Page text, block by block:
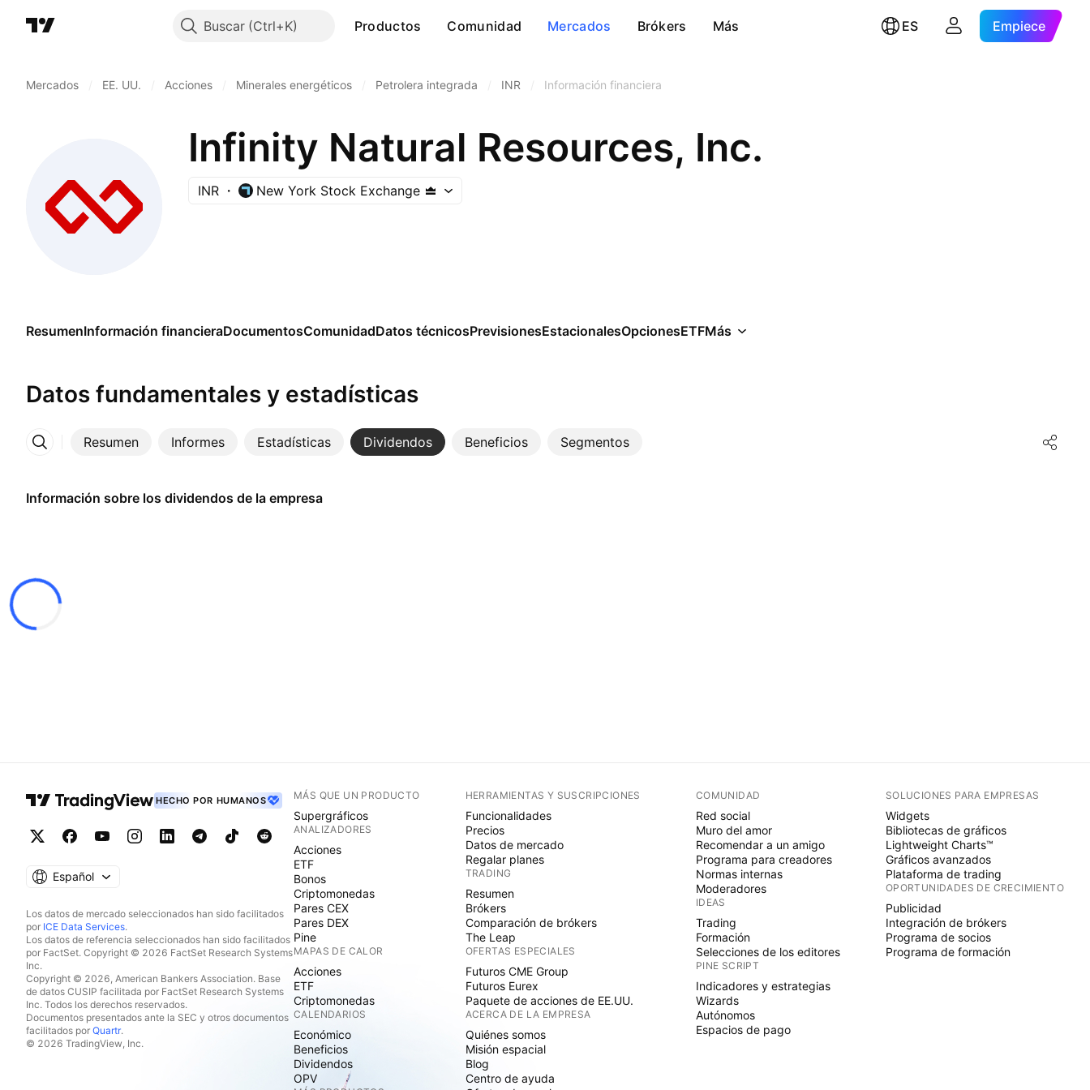
Buscar Productos Comunidad Mercados Brókers Más ES Empiece
Mercados EE. UU. Acciones Minerales energéticos Petrolera integrada INR Información financiera
Infinity Natural Resources, Inc.
INR New York Stock Exchange
ResumenInformación financieraDocumentosComunidadDatos técnicosPrevisionesEstacionalesOpcionesETFMás
Datos fundamentales y estadísticas
Resumen Informes Estadísticas Dividendos Beneficios Segmentos
Más
Información sobre los dividendos de la empresa
HECHO POR HUMANOS
Español
Los datos de mercado seleccionados han sido facilitados
por ICE Data Services.
Los datos de referencia seleccionados han sido facilitados
por FactSet. Copyright © 2026 FactSet Research Systems
Inc.
Copyright © 2026, American Bankers Association. Base
de datos CUSIP facilitada por FactSet Research Systems
Inc. Todos los derechos reservados.
Documentos presentados ante la SEC y otros documentos
facilitados por Quartr.
© 2026 TradingView, Inc.
MÁS QUE UN PRODUCTO
Supergráficos
ANALIZADORES
Acciones
ETF
Bonos
Criptomonedas
Pares CEX
Pares DEX
Pine
MAPAS DE CALOR
Acciones
ETF
Criptomonedas
CALENDARIOS
Económico
Beneficios
Dividendos
OPV
HERRAMIENTAS Y SUSCRIPCIONES
Funcionalidades
Precios
Datos de mercado
Regalar planes
TRADING
Resumen
Brókers
Comparación de brókers
The Leap
OFERTAS ESPECIALES
Futuros CME Group
Futuros Eurex
Paquete de acciones de EE.UU.
ACERCA DE LA EMPRESA
Quiénes somos
Misión espacial
Blog
Centro de ayuda
COMUNIDAD
Red social
Muro del amor
Recomendar a un amigo
Programa para creadores
Normas internas
Moderadores
IDEAS
Trading
Formación
Selecciones de los editores
PINE SCRIPT
Indicadores y estrategias
Wizards
Autónomos
Espacios de pago
SOLUCIONES PARA EMPRESAS
Widgets
Bibliotecas de gráficos
Lightweight Charts™
Gráficos avanzados
Plataforma de trading
OPORTUNIDADES DE CRECIMIENTO
Publicidad
Integración de brókers
Programa de socios
Programa de formación